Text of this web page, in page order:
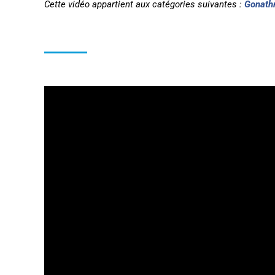
Cette vidéo appartient aux catégories suivantes :